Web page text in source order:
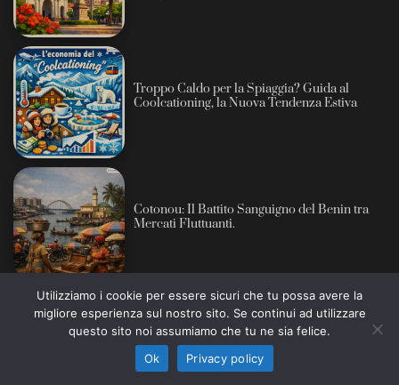
Troppo Caldo per la Spiaggia? Guida al
Coolcationing, la Nuova Tendenza Estiva
Cotonou: Il Battito Sanguigno del Benin tra
Mercati Fluttuanti.
Perché?
Informativa sull’intelligenza artificiale: alcuni contenuti
di questo sito sono prodotti con l’ausilio di sistemi
automatici e revisionati prima della pubblicazione (AI
Act, Regolamento UE 2024/1689).
Utilizziamo i cookie per essere sicuri che tu possa avere la
migliore esperienza sul nostro sito. Se continui ad utilizzare
questo sito noi assumiamo che tu ne sia felice.
Ok
Privacy policy